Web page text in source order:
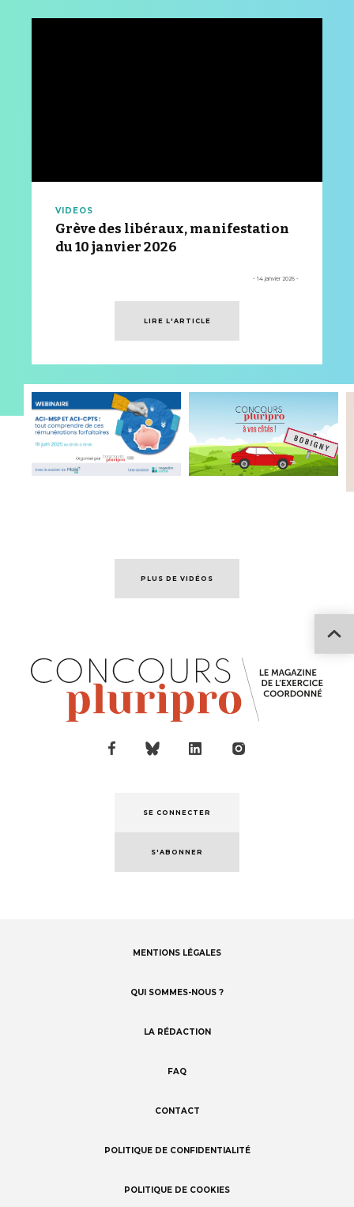
VIDEOS
Grève des libéraux, manifestation
du 10 janvier 2026
- 14 janvier 2026 -
LIRE L'ARTICLE
PLUS DE VIDÉOS
SE CONNECTER
S'ABONNER
MENTIONS LÉGALES
QUI SOMMES-NOUS ?
LA RÉDACTION
FAQ
CONTACT
POLITIQUE DE CONFIDENTIALITÉ
POLITIQUE DE COOKIES